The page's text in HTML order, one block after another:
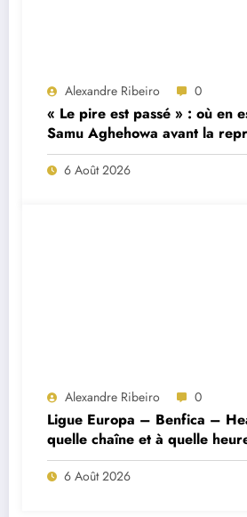
Alexandre Ribeiro 0
« Le pire est passé » : où en
Samu Aghehowa avant la
Porto ?
6 Août 2026
Alexandre Ribeiro 0
Ligue Europa – Benfica –
quelle chaîne et à quelle
match ?
6 Août 2026